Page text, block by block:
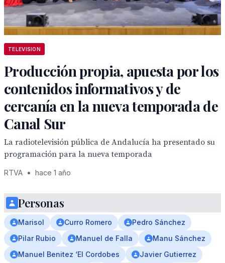
TELEVISION
Producción propia, apuesta por los
contenidos informativos y de
cercanía en la nueva temporada de
Canal Sur
La radiotelevisión pública de Andalucía ha presentado su
programación para la nueva temporada
RTVA • hace 1 año
Personas
Marisol Curro Romero
Pedro Sánchez
Pilar Rubio
Manuel de Falla
Manu Sánchez
Manuel Benitez ‘El Cordobes
Javier Gutierrez